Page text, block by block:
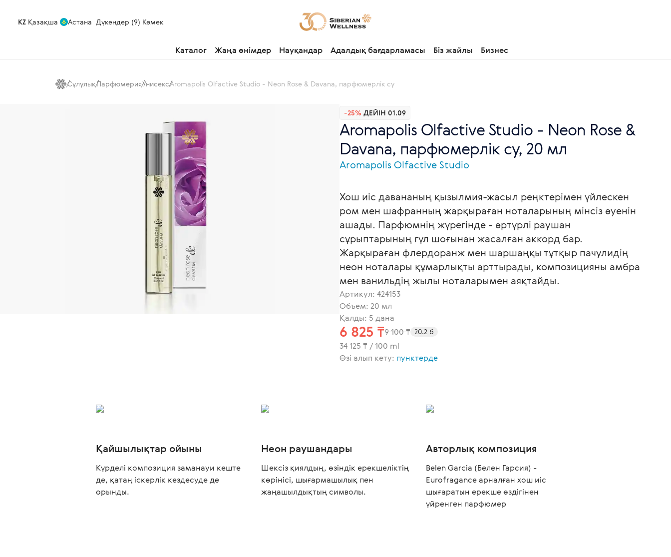
KZ Қазақша Астана Дүкендер (9) Көмек
Каталог Жаңа өнімдер Науқандар Адалдық бағдарламасы Біз жайлы Бизнес
СұлулықПарфюмерияУнисексAromapolis Olfactive Studio - Neon Rose & Davana, парфюмерлік су
-25% ДЕЙІН 01.09
Aromapolis Olfactive Studio - Neon Rose &
Davana, парфюмерлік су, 20 мл
Aromapolis Olfactive Studio
Хош иіс давананың қызылмия-жасыл реңктерімен үйлескен
ром мен шафранның жарқыраған ноталарының мінсіз әуенін
ашады. Парфюмнің жүрегінде - әртүрлі раушан
сұрыптарының гүл шоғынан жасалған аккорд бар.
Жарқыраған флердоранж мен шаршаңқы тұтқыр пачулидің
неон ноталары құмарлықты арттырады, композицияны амбра
мен ванильдің жылы ноталарымен аяқтайды.
Артикул: 424153
Объем: 20 мл
Қалды: 5 дана
6 825 ₸9 100 ₸ 20.2 б
34 125 ₸ / 100 ml
Өзі алып кету: пунктерде
Қайшылықтар ойыны
Күрделі композиция заманауи кеште
де, қатаң іскерлік кездесуде де
орынды.
Неон раушандары
Шексіз қиялдың, өзіндік ерекшеліктің
көрінісі, шығармашылық пен
жаңашылдықтың символы.
Авторлық композиция
Belen Garcia (Белен Гарсия) -
Eurofragance арналған хош иіс
шығаратын ерекше өздігінен
үйренген парфюмер